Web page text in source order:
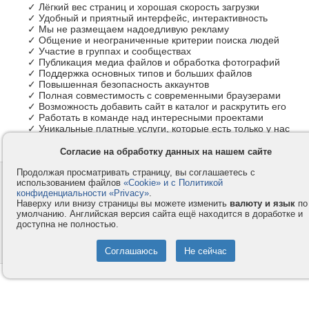
✓ Лёгкий вес страниц и хорошая скорость загрузки
✓ Удобный и приятный интерфейс, интерактивность
✓ Мы не размещаем надоедливую рекламу
✓ Общение и неограниченные критерии поиска людей
✓ Участие в группах и сообществах
✓ Публикация медиа файлов и обработка фотографий
✓ Поддержка основных типов и больших файлов
✓ Повышенная безопасность аккаунтов
✓ Полная совместимость с современными браузерами
✓ Возможность добавить сайт в каталог и раскрутить его
✓ Работать в команде над интересными проектами
✓ Уникальные платные услуги, которые есть только у нас
Контакты
Компания
Privacy и Cookie
Услуги
Как оплатить
Помощь
© 2008-2026
- Все права защищены.
Согласие на обработку данных на нашем сайте
Продолжая просматривать страницу, вы соглашаетесь с
использованием файлов «Cookie» и с Политикой
конфиденциальности «Privacy».
Наверху или внизу страницы вы можете изменить валюту и язык по
умолчанию. Английская версия сайта ещё находится в доработке и
доступна не полностью.